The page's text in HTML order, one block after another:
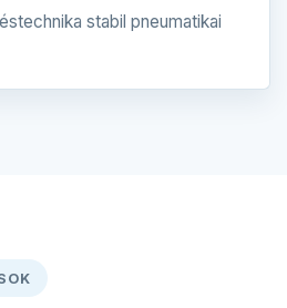
stabil pneumatikai